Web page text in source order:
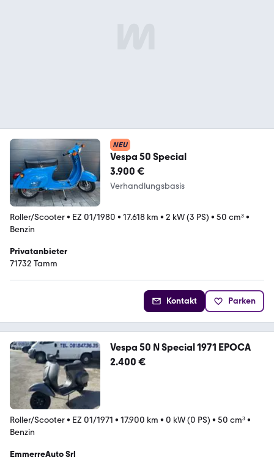
NEU
Vespa 50 Special
3.900 €
Verhandlungsbasis
Roller/Scooter• EZ 01/1980 • 17.618 km • 2 kW (3 PS) • 50 cm³•
Benzin
Privatanbieter
71732 Tamm
Kontakt Parken
Vespa 50 N Special 1971 EPOCA
2.400 €
Roller/Scooter• EZ 01/1971 • 17.900 km • 0 kW (0 PS) • 50 cm³•
Benzin
EmmerreAuto Srl